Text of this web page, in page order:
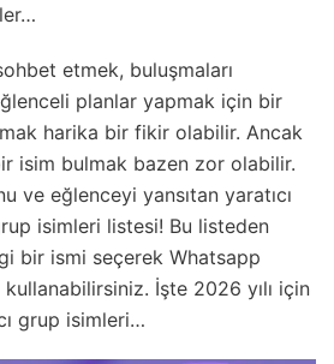
etmek, buluşmaları
planlar yapmak için bir
harika bir fikir olabilir. Ancak
isim bulmak bazen zor olabilir.
ve eğlenceyi yansıtan yaratıcı
isimleri listesi! Bu listeden
bir ismi seçerek Whatsapp
İşte 2026 yılı için
grup isimleri…